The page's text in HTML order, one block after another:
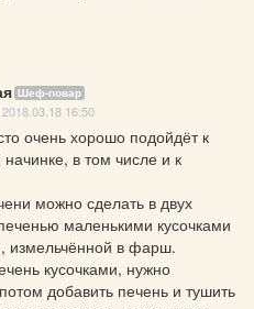
Шеф-повар
2018.03.18 16:50
очень хорошо подойдёт к
в том числе и к
можно сделать в двух
маленькими кусочками
измельчённой в фарш.
кусочками, нужно
добавить печень и тушить